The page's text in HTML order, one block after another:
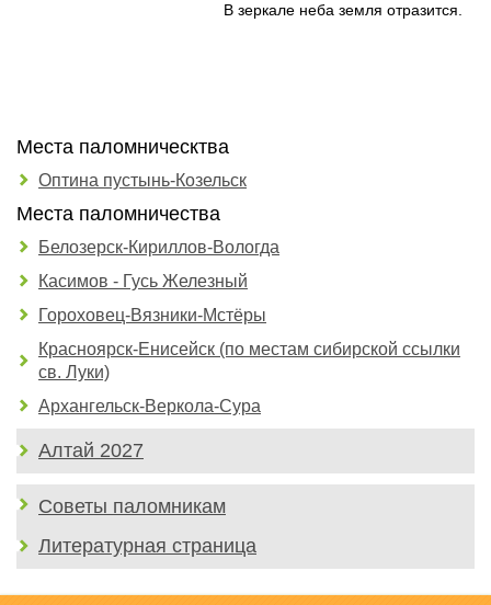
В зеркале неба земля отразится.
Места паломническтва
Оптина пустынь-Козельск
Места паломничества
Белозерск-Кириллов-Вологда
Касимов - Гусь Железный
Гороховец-Вязники-Мстёры
Красноярск-Енисейск (по местам сибирской ссылки
св. Луки)
Архангельск-Веркола-Сура
Алтай 2027
Советы паломникам
Литературная страница